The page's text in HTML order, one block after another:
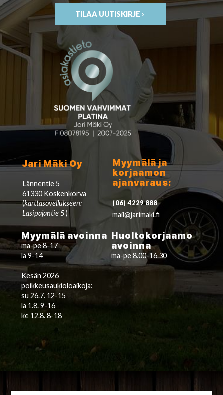
TILAA UUTISKIRJE ›
Jari Mäki Oy
Lännentie 5
61330 Koskenkorva
(karttasovellukseen:
Lasipajantie 5)
Myymälä ja
korjaamon
ajanvaraus:
(06) 4229 888
mail@jarimaki.fi
Myymälä avoinna
ma-pe 8-17
la 9-14
Kesän 2026
poikkeusaukioloaikoja:
su 26.7. 12-15
la 1.8. 9-16
ke 12.8. 8-18
Huoltokorjaamo
avoinna
ma-pe 8.00-16.30